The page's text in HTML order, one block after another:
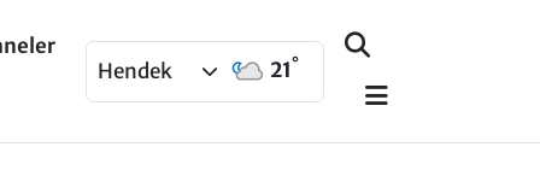
Hendek
21°